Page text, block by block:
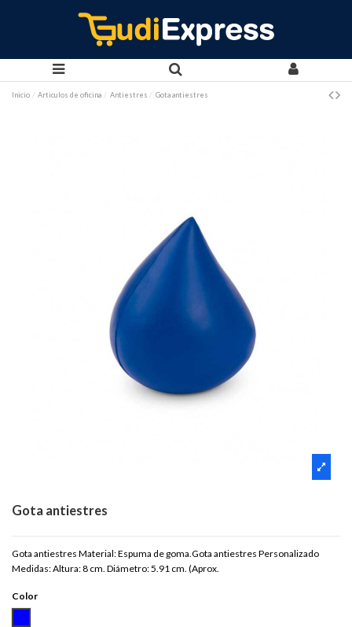
Inicio Articulos de oficina Antiestres Gota antiestres
Gota antiestres
Gota antiestres Material: Espuma de goma.Gota antiestres Personalizado
Medidas: Altura: 8 cm. Diámetro: 5.91 cm. (Aprox.
Color